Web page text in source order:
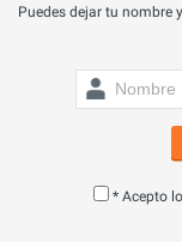
Puedes dejar tu nombre
* Acepto